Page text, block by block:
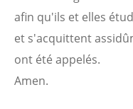
afin qu'ils et elles
et s'acquittent
ont été appelés.
Amen.